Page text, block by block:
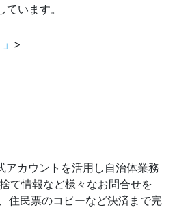
います。
>